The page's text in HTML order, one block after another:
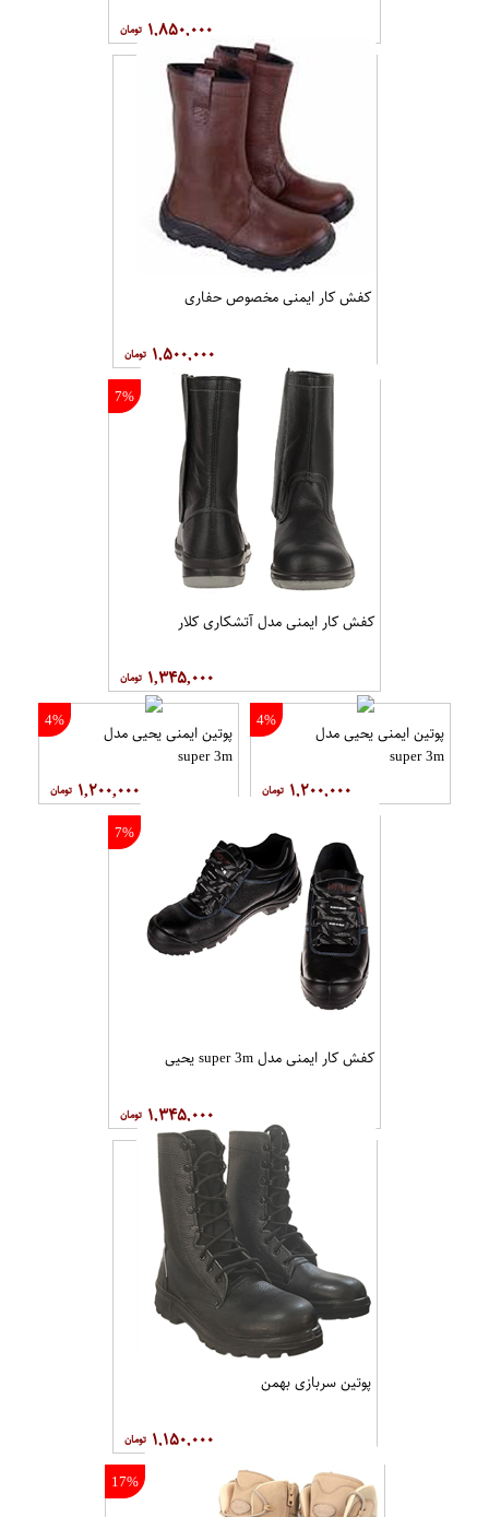
۱,۸۵۰,۰۰۰
کفش کار ایمنی مخصوص حفاری
۱,۵۰۰,۰۰۰
7%
کفش کار ایمنی مدل آتشکاری کلار
۱,۳۴۵,۰۰۰
4%
پوتین ایمنی یحیی مدل
super 3m
۱,۲۰۰,۰۰۰
4%
پوتین ایمنی یحیی مدل
super 3m
۱,۲۰۰,۰۰۰
7%
کفش کار ایمنی مدل super 3m یحیی
۱,۳۴۵,۰۰۰
پوتین سربازی بهمن
۱,۱۵۰,۰۰۰
17%